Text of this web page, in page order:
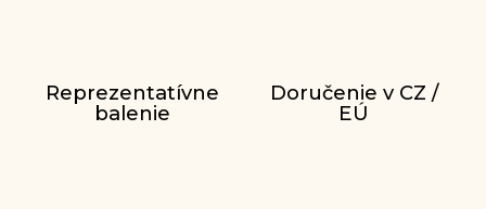
Reprezentatívne
balenie
Doručenie v CZ /
EÚ